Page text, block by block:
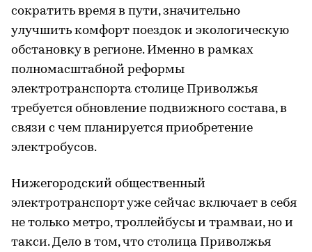
сократить время в пути, значительно
улучшить комфорт поездок и экологическую
обстановку в регионе. Именно в рамках
полномасштабной реформы
электротранспорта столице Приволжья
требуется обновление подвижного состава, в
связи с чем планируется приобретение
электробусов.
Нижегородский общественный
электротранспорт уже сейчас включает в себя
не только метро, троллейбусы и трамваи, но и
такси. Дело в том, что столица Приволжья